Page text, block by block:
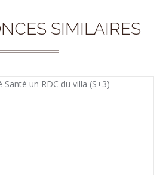
SIMILAIRES